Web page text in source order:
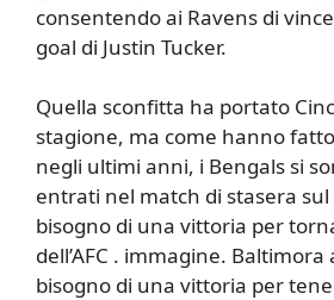
consentendo ai Ravens di
goal di Justin Tucker.
Quella sconfitta ha portato
stagione, ma come hanno
negli ultimi anni, i Bengals si
entrati nel match di stasera
bisogno di una vittoria per
dell’AFC . immagine.
bisogno di una vittoria per